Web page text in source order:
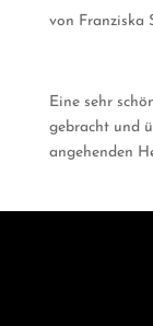
von Franziska
Eine sehr
gebracht und
angehenden